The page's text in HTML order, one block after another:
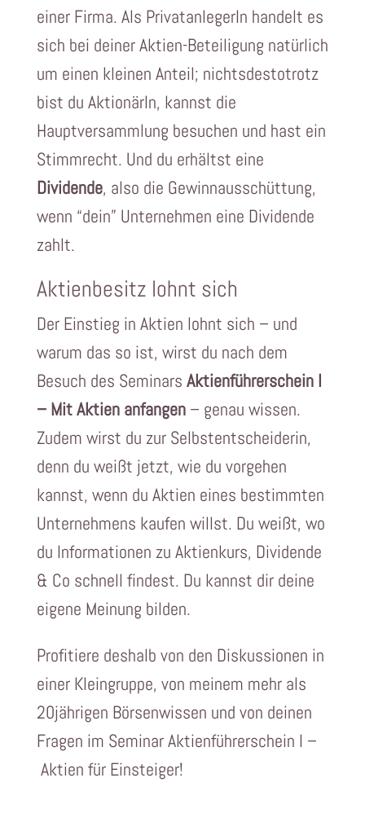
einer Firma. Als PrivatanlegerIn handelt es
sich bei deiner Aktien-Beteiligung natürlich
um einen kleinen Anteil; nichtsdestotrotz
bist du AktionärIn, kannst die
Hauptversammlung besuchen und hast ein
Stimmrecht. Und du erhältst eine
Dividende, also die Gewinnausschüttung,
wenn “dein” Unternehmen eine Dividende
zahlt.
Aktienbesitz lohnt sich
Der Einstieg in Aktien lohnt sich – und
warum das so ist, wirst du nach dem
Besuch des Seminars Aktienführerschein I
– Mit Aktien anfangen– genau wissen.
Zudem wirst du zur Selbstentscheiderin,
denn du weißt jetzt, wie du vorgehen
kannst, wenn du Aktien eines bestimmten
Unternehmens kaufen willst. Du weißt, wo
du Informationen zu Aktienkurs, Dividende
& Co schnell findest. Du kannst dir deine
eigene Meinung bilden.
Profitiere deshalb von den Diskussionen in
einer Kleingruppe, von meinem mehr als
20jährigen Börsenwissen und von deinen
Fragen im Seminar Aktienführerschein I –
Aktien für Einsteiger!